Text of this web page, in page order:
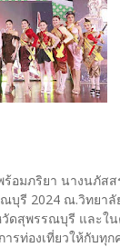
อมภริยา นางนภัส
บุรี 2024 ณ.วิทยา
ดสุพรรณบุรี และใน
รท่องเที่ยวให้กับทุก